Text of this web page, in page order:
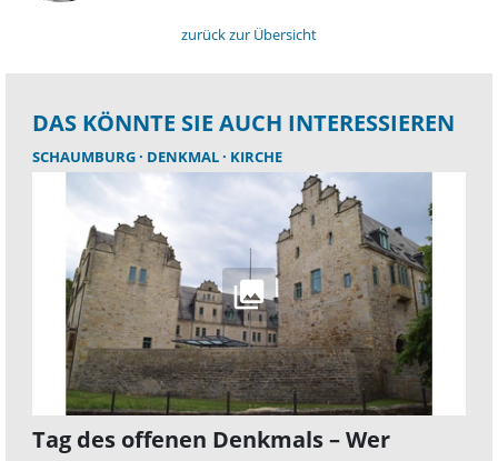
zurück zur Übersicht
DAS KÖNNTE SIE AUCH INTERESSIEREN
SCHAUMBURG DENKMAL KIRCHE
Tag des offenen Denkmals – Wer